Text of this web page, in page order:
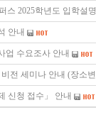
스 2025학년도 입학설
안내
업 수요조사 안내
전 세미나 안내 (장소
신청 접수」 안내